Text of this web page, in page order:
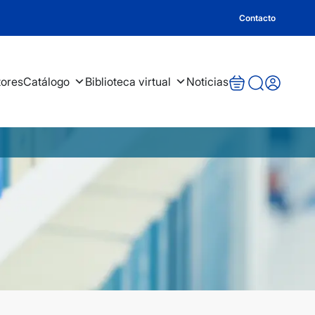
Contacto
Catálogo Biblioteca virtual Noticias